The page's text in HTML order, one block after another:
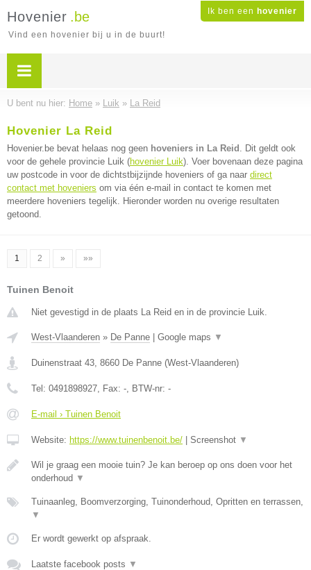
Ik ben een hovenier
Hovenier .be
Vind een hovenier bij u in de buurt!
U bent nu hier: Home » Luik » La Reid
Hovenier La Reid
Hovenier.be bevat helaas nog geen hoveniers in La Reid . Dit geldt ook
voor de gehele provincie Luik (hovenier Luik). Voer bovenaan deze pagina
uw postcode in voor de dichtstbijzijnde hoveniers of ga naar direct
contact met hoveniers om via één e-mail in contact te komen met
meerdere hoveniers tegelijk. Hieronder worden nu overige resultaten
getoond.
1 2 » »»
Tuinen Benoit
Niet gevestigd in de plaats La Reid en in de provincie Luik.
West-Vlaanderen » De Panne Google maps ▼
Duinenstraat 43, 8660 De Panne (West-Vlaanderen)
Tel: 0491898927, Fax: -, BTW-nr: -
E-mail › Tuinen Benoit
Website: https://www.tuinenbenoit.be/ Screenshot ▼
Wil je graag een mooie tuin? Je kan beroep op ons doen voor het
onderhoud ▼
Tuinaanleg, Boomverzorging, Tuinonderhoud, Opritten en terrassen,
▼
Er wordt gewerkt op afspraak.
Laatste facebook posts ▼